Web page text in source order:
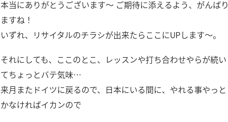
本当にありがとうございます～ ご期待に添えるよう、がんばり
ますね！
いずれ、リサイタルのチラシが出来たらここにUPします～。
それにしても、ここのとこ、レッスンや打ち合わせやらが続い
てちょっとバテ気味…
来月またドイツに戻るので、日本にいる間に、やれる事やっと
かなければイカンので